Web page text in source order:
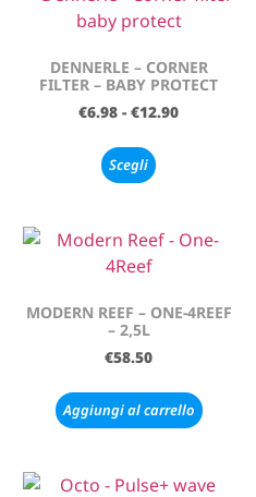
DENNERLE – CORNER
FILTER – BABY PROTECT
€6.98 - €12.90
Scegli
MODERN REEF – ONE-4REEF
– 2,5L
€58.50
Aggiungi al carrello